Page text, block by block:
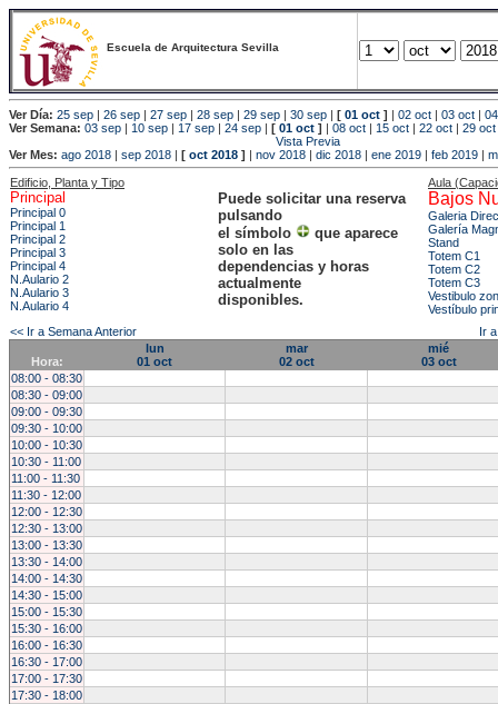
Escuela de Arquitectura Sevilla
Ver Día: 25 sep | 26 sep | 27 sep | 28 sep | 29 sep | 30 sep | [ 01 oct ] | 02 oct | 03 oct |
Ver Semana: 03 sep | 10 sep | 17 sep | 24 sep | [ 01 oct ] | 08 oct | 15 oct | 22 oct | 29 oct
Vista Previa
Ver Mes: ago 2018 | sep 2018 | [ oct 2018 ] | nov 2018 | dic 2018 | ene 2019 | feb 2019 |
Edificio, Planta y Tipo
Principal
Principal 0
Principal 1
Principal 2
Principal 3
Principal 4
N.Aulario 2
N.Aulario 3
N.Aulario 4
Puede solicitar una reserva
pulsando
el símbolo
que aparece
solo en las
dependencias y horas
actualmente
disponibles.
Aula
Bajos
Galeria
Galería
Stand
Totem C1
Totem C2
Totem C3
Vestibulo
Vestíbulo
<< Ir a Semana Anterior
Ir
Hora:
lun
01 oct
mar
02 oct
mié
03 oct
08:00 - 08:30
08:30 - 09:00
09:00 - 09:30
09:30 - 10:00
10:00 - 10:30
10:30 - 11:00
11:00 - 11:30
11:30 - 12:00
12:00 - 12:30
12:30 - 13:00
13:00 - 13:30
13:30 - 14:00
14:00 - 14:30
14:30 - 15:00
15:00 - 15:30
15:30 - 16:00
16:00 - 16:30
16:30 - 17:00
17:00 - 17:30
17:30 - 18:00